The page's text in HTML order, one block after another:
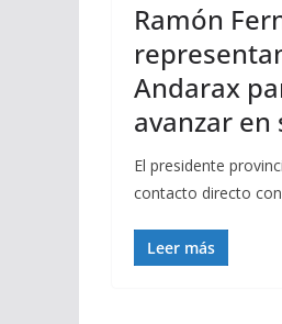
Ramón
Andarax
avanzar
El presidente
contacto directo
Leer más